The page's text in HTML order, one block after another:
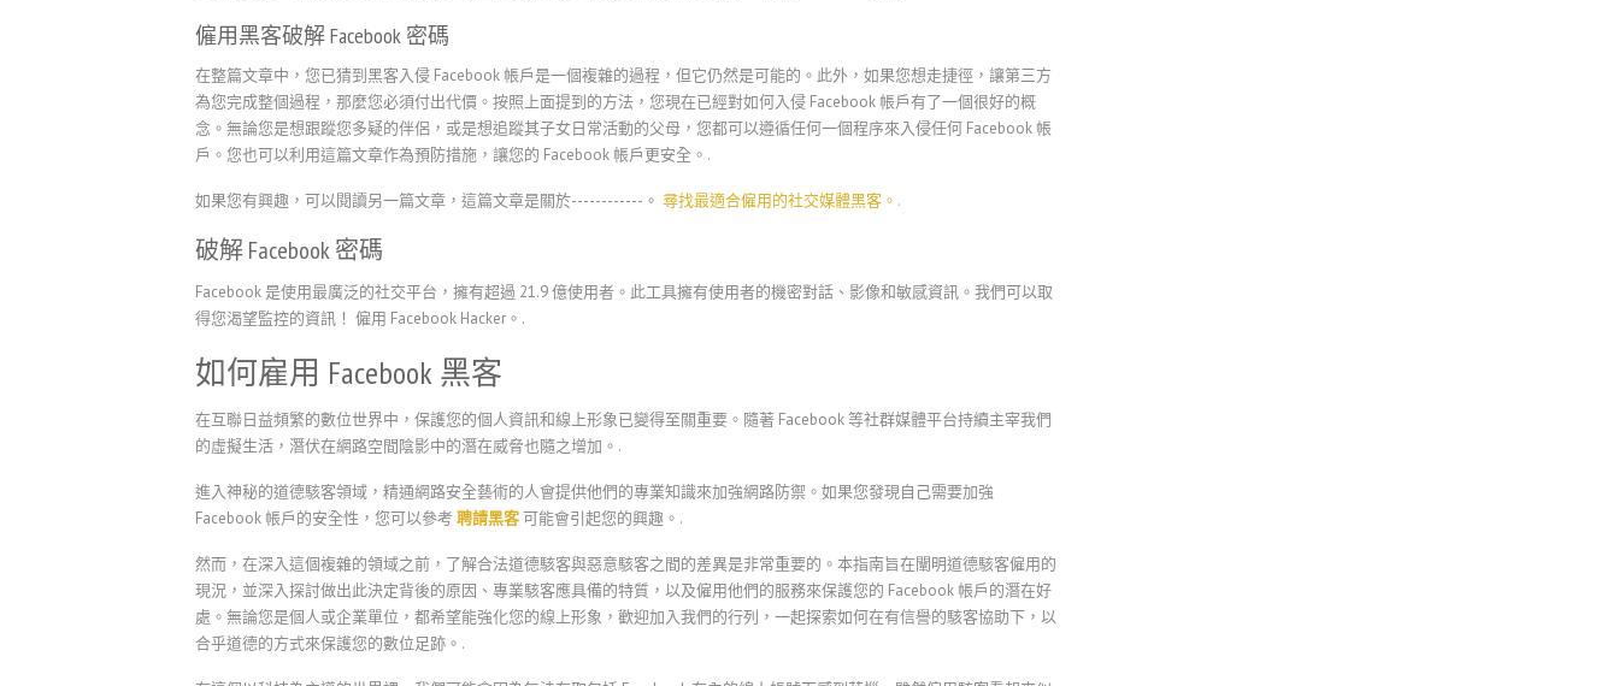
僱用黑客破解 Facebook 密碼
在整篇文章中，您已猜到黑客入侵 Facebook 帳戶是一個複雜的過程，但它仍然是可能的。此外，如果您想走捷徑，讓第三方
為您完成整個過程，那麼您必須付出代價。按照上面提到的方法，您現在已經對如何入侵 Facebook 帳戶有了一個很好的概
念。無論您是想跟蹤您多疑的伴侶，或是想追蹤其子女日常活動的父母，您都可以遵循任何一個程序來入侵任何 Facebook 帳
戶。您也可以利用這篇文章作為預防措施，讓您的 Facebook 帳戶更安全。.
如果您有興趣，可以閱讀另一篇文章，這篇文章是關於------------。 尋找最適合僱用的社交媒體黑客。.
破解 Facebook密碼
Facebook 是使用最廣泛的社交平台，擁有超過 21.9 億使用者。此工具擁有使用者的機密對話、影像和敏感資訊。我們可以取
得您渴望監控的資訊！ 僱用 Facebook Hacker。.
如何雇用 Facebook 黑客
在互聯日益頻繁的數位世界中，保護您的個人資訊和線上形象已變得至關重要。隨著 Facebook 等社群媒體平台持續主宰我們
的虛擬生活，潛伏在網路空間陰影中的潛在威脅也隨之增加。.
進入神秘的道德駭客領域，精通網路安全藝術的人會提供他們的專業知識來加強網路防禦。如果您發現自己需要加強
Facebook 帳戶的安全性，您可以參考 聘請黑客可能會引起您的興趣。.
然而，在深入這個複雜的領域之前，了解合法道德駭客與惡意駭客之間的差異是非常重要的。本指南旨在闡明道德駭客僱用的
現況，並深入探討做出此決定背後的原因、專業駭客應具備的特質，以及僱用他們的服務來保護您的 Facebook 帳戶的潛在好
處。無論您是個人或企業單位，都希望能強化您的線上形象，歡迎加入我們的行列，一起探索如何在有信譽的駭客協助下，以
合乎道德的方式來保護您的數位足跡。.